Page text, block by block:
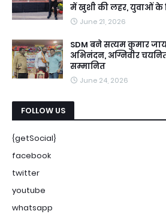
में खुशी की लहर, युवाओं के
June 21, 2026
SDM बने सत्यम कुमार
अभिनंदन, अग्निवीर
सम्मानित
June 24, 2026
FOLLOW US
{getSocial}
facebook
twitter
youtube
whatsapp